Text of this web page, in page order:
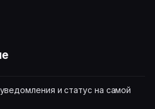
и статус на самой